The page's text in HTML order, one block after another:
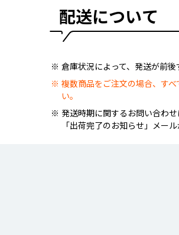
配送について
倉庫状況によって、発送が前後
複数商品をご注文の場合、す
い。
発送時期に関するお問い合わ
「出荷完了のお知らせ」メー